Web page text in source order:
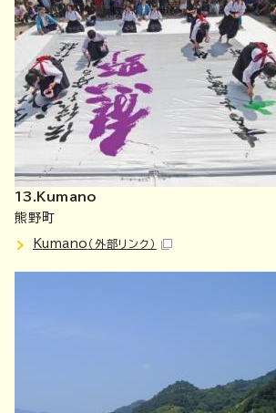
13.Kumano
熊野町
Kumano （外部リンク）